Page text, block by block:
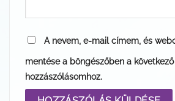
A nevem, e-mail címem, és
mentése a böngészőben a következő
hozzászólásomhoz.